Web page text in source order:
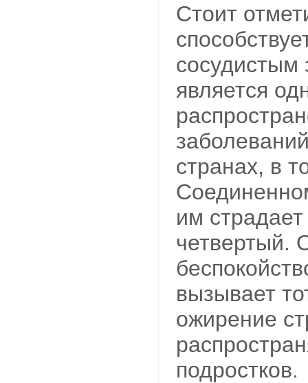
Стоит
сосудистым
является
странах, в
им
четвертый.
вызывает
ожирение
подростков.